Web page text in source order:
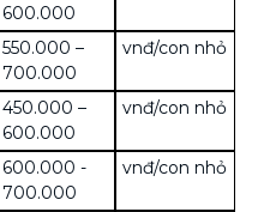
600.000
550.000 –
700.000
vnđ/con nhỏ
450.000 –
600.000
vnđ/con nhỏ
600.000 -
700.000
vnđ/con nhỏ